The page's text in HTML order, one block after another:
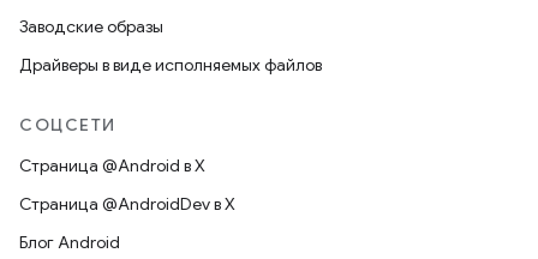
Заводские образы
Драйверы в виде исполняемых файлов
СОЦСЕТИ
Страница @Android в X
Страница @AndroidDev в X
Блог Android